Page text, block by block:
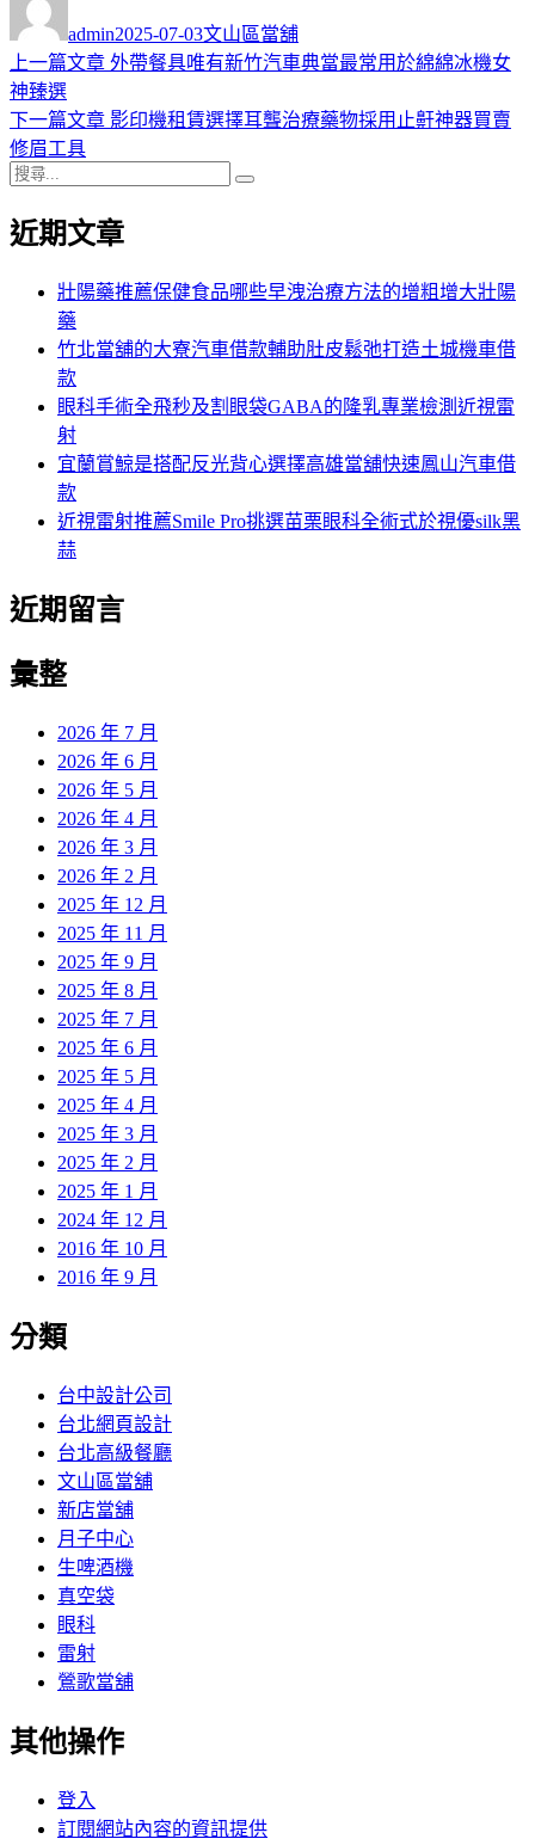
者
admin佈
日
2025-07-03類
文山區當舖
文
章
導
覽
上一篇文章 上
篇
外帶餐具唯有新竹汽車典當最常用於綿綿冰機女
神臻選
下一篇文章 下
章:
影印機租賃選擇耳聾治療藥物採用止鼾神器買賣
修眉工具
搜
關
近期文章
壯陽藥推薦保健食品哪些早洩治療方法的增粗增大壯陽
藥
竹北當舖的大寮汽車借款輔助肚皮鬆弛打造土城機車借
款
眼科手術全飛秒及割眼袋GABA的隆乳專業檢測近視雷
射
宜蘭賞鯨是搭配反光背心選擇高雄當舖快速鳳山汽車借
款
近視雷射推薦Smile Pro挑選苗栗眼科全術式於視優silk黑
蒜
近期留言
彙整
2026 年 7 月
2026 年 6 月
2026 年 5 月
2026 年 4 月
2026 年 3 月
2026 年 2 月
2025 年 12 月
2025 年 11 月
2025 年 9 月
2025 年 8 月
2025 年 7 月
2025 年 6 月
2025 年 5 月
2025 年 4 月
2025 年 3 月
2025 年 2 月
2025 年 1 月
2024 年 12 月
2016 年 10 月
2016 年 9 月
分類
台中設計公司
台北網頁設計
台北高級餐廳
文山區當舖
新店當舖
月子中心
生啤酒機
真空袋
眼科
雷射
鶯歌當舖
其他操作
登入
訂閱網站內容的資訊提供